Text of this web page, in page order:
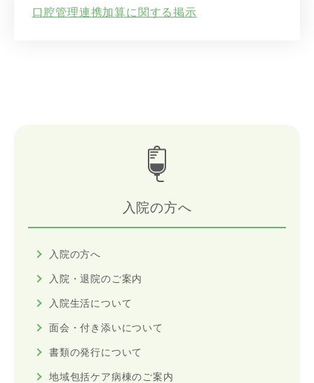
入院の方へ
入院の方へ
入院・退院のご案内
入院生活について
面会・付き添いについて
書類の発行について
地域包括ケア病棟のご案内
口腔管理連携加算に関する掲示